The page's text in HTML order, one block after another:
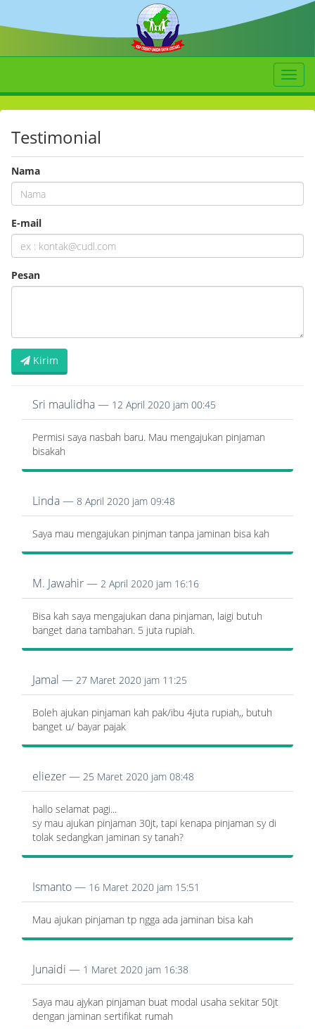
Testimonial
Nama
E-mail
Pesan
Kirim
Sri maulidha — 12 April 2020 jam 00:45
Permisi saya nasbah baru. Mau mengajukan pinjaman
bisakah
Linda — 8 April 2020 jam 09:48
Saya mau mengajukan pinjman tanpa jaminan bisa kah
M. Jawahir — 2 April 2020 jam 16:16
Bisa kah saya mengajukan dana pinjaman, laigi butuh
banget dana tambahan. 5 juta rupiah.
Jamal — 27 Maret 2020 jam 11:25
Boleh ajukan pinjaman kah pak/ibu 4juta rupiah,, butuh
banget u/ bayar pajak
eliezer — 25 Maret 2020 jam 08:48
hallo selamat pagi...
sy mau ajukan pinjaman 30jt, tapi kenapa pinjaman sy di
tolak sedangkan jaminan sy tanah?
Ismanto — 16 Maret 2020 jam 15:51
Mau ajukan pinjaman tp ngga ada jaminan bisa kah
Junaidi — 1 Maret 2020 jam 16:38
Saya mau ajykan pinjaman buat modal usaha sekitar 50jt
dengan jaminan sertifikat rumah